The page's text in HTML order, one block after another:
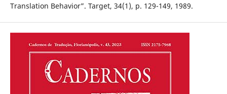
Translation Behavior”. Target, 34(1), p. 129-149, 1989.